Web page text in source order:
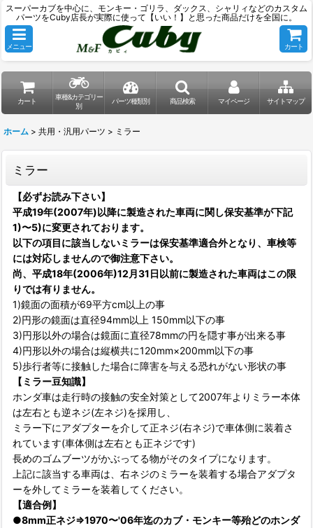
スーパーカブを中心に、モンキー・ゴリラ、ダックス、シャリィなどのカスタム
パーツをCuby店長が実際に使って【いい！】と思った商品だけを全国に。
メニュー カート
カート
車種&カテゴリー
別
パーツ種類別 商品検索 マイページ サイトマップ
ホーム > 共用・汎用パーツ > ミラー
ミラー
【必ずお読み下さい】
平成19年(2007年)以降に製造された車両に関し保安基準が下記
1)〜5)に変更されております。
以下の項目に該当しないミラーは保安基準適合外となり、車検等
には対応しませんので御注意下さい。
尚、平成18年(2006年)12月31日以前に製造された車両はこの限
りでは有りません。
1)鏡面の面積が69平方cm以上の事
2)円形の鏡面は直径94mm以上 150mm以下の事
3)円形以外の場合は鏡面に直径78mmの円を隠す事が出来る事
4)円形以外の場合は縦横共に120mm×200mm以下の事
5)歩行者等に接触した場合に障害を与える恐れがない形状の事
【ミラー豆知識】
ホンダ車は走行時の接触の安全対策として2007年よりミラー本体
は左右とも逆ネジ(左ネジ)を採用し、
ミラー下にアダプターを介して正ネジ(右ネジ)で車体側に装着さ
れています(車体側は左右とも正ネジです)
長めのゴムブーツがかぶってる物がそのタイプになります。
上記に該当する車両は、右ネジのミラーを装着する場合アダプタ
ーを外してミラーを装着してください。
【適合例】
●8mm正ネジ⇒1970〜'06年迄のカブ・モンキー等殆どのホンダ